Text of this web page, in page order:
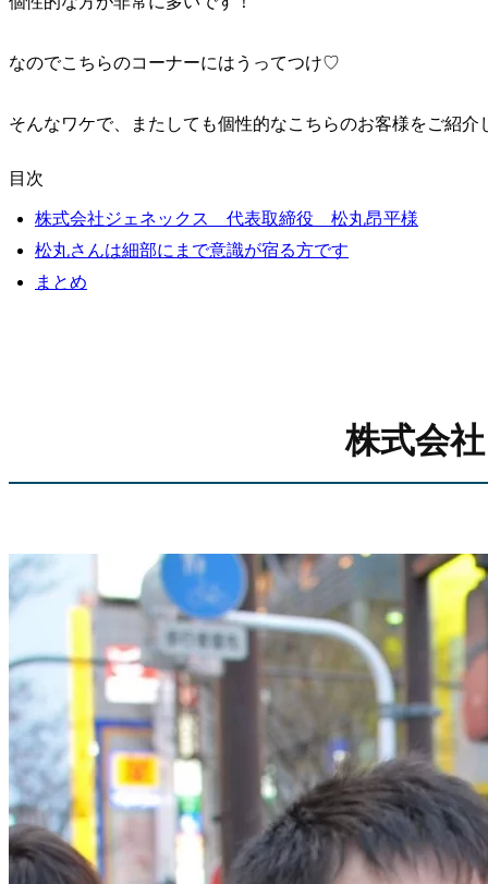
なのでこちらのコーナーにはうってつけ♡
そんなワケで、またしても個性的なこちらのお客様をご紹介
目次
株式会社ジェネックス 代表取締役 松丸昂平様
松丸さんは細部にまで意識が宿る方です
まとめ
株式会